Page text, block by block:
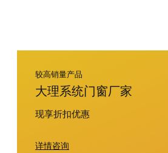
较高销量产品
大理系统门窗厂家
现享折扣优惠
详情咨询
HOT